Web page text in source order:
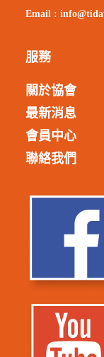
Email :
服務
關於協會
最新消息
會員中心
聯絡我們